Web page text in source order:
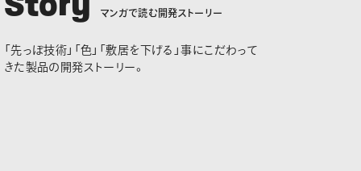
マンガで読む 開発ス トー リー
「先っぽ技術」「色」「敷居を下げる」事にこだわって
きた製品の開発ストーリー。